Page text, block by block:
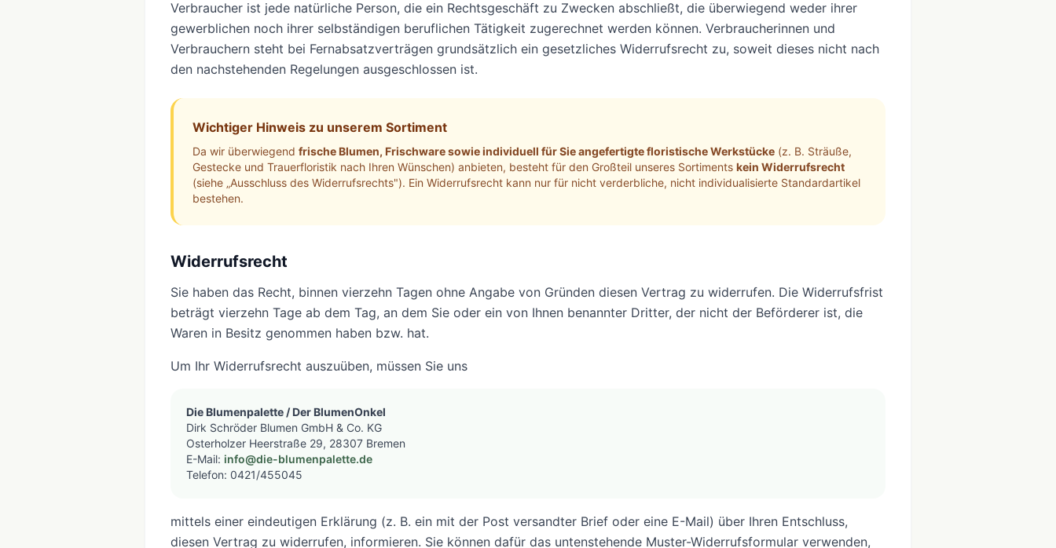
Verbraucher ist jede natürliche Person, die ein Rechtsgeschäft zu Zwecken abschließt, die überwiegend weder ihrer
gewerblichen noch ihrer selbständigen beruflichen Tätigkeit zugerechnet werden können. Verbraucherinnen und
Verbrauchern steht bei Fernabsatzverträgen grundsätzlich ein gesetzliches Widerrufsrecht zu, soweit dieses nicht nach
den nachstehenden Regelungen ausgeschlossen ist.
Wichtiger Hinweis zu unserem Sortiment
Da wir überwiegend frische Blumen, Frischware sowie individuell für Sie angefertigte floristische Werkstücke (z. B. Sträuße,
Gestecke und Trauerfloristik nach Ihren Wünschen) anbieten, besteht für den Großteil unseres Sortiments kein Widerrufsrecht
(siehe „Ausschluss des Widerrufsrechts"). Ein Widerrufsrecht kann nur für nicht verderbliche, nicht individualisierte Standardartikel
bestehen.
Widerrufsrecht
Sie haben das Recht, binnen vierzehn Tagen ohne Angabe von Gründen diesen Vertrag zu widerrufen. Die Widerrufsfrist
beträgt vierzehn Tage ab dem Tag, an dem Sie oder ein von Ihnen benannter Dritter, der nicht der Beförderer ist, die
Waren in Besitz genommen haben bzw. hat.
Um Ihr Widerrufsrecht auszuüben, müssen Sie uns
Die Blumenpalette / Der BlumenOnkel
Dirk Schröder Blumen GmbH & Co. KG
Osterholzer Heerstraße 29, 28307 Bremen
E-Mail: info@die-blumenpalette.de
Telefon: 0421/455045
mittels einer eindeutigen Erklärung (z. B. ein mit der Post versandter Brief oder eine E-Mail) über Ihren Entschluss,
diesen Vertrag zu widerrufen, informieren. Sie können dafür das untenstehende Muster-Widerrufsformular verwenden,